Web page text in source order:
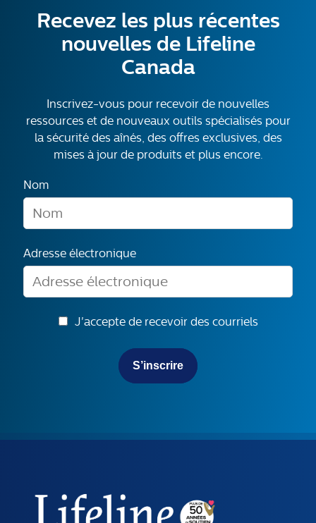
Recevez les plus récentes
nouvelles de Lifeline
Canada
Inscrivez-vous pour recevoir de nouvelles
ressources et de nouveaux outils spécialisés pour
la sécurité des aînés, des offres exclusives, des
mises à jour de produits et plus encore.
Nom
Adresse électronique
J'accepte de recevoir des courriels
S’inscrire